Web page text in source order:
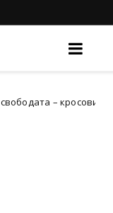
кросовият мотор или